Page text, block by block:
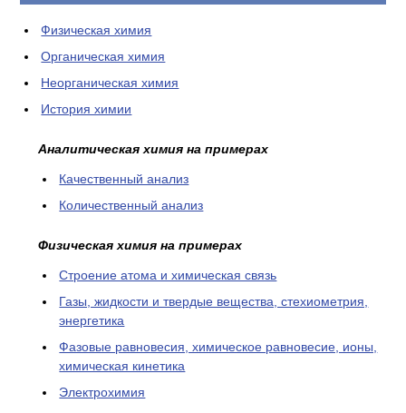
Физическая химия
Органическая химия
Неорганическая химия
История химии
Аналитическая химия на примерах
Качественный анализ
Количественный анализ
Физическая химия на примерах
Cтроение атома и химическая связь
Газы, жидкости и твердые вещества, стехиометрия,
энергетика
Фазовые равновесия, химическое равновесие, ионы,
химическая кинетика
Электрохимия